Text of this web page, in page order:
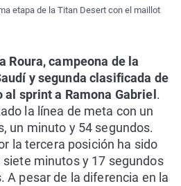
etapa de la Titan Desert con el maillot
Roura, campeona de la
y segunda clasificada de
al sprint a Ramona Gabriel .
la línea de meta con un
un minuto y 54 segundos.
la tercera posición ha sido
siete minutos y 17 segundos
A pesar de la diferencia en la